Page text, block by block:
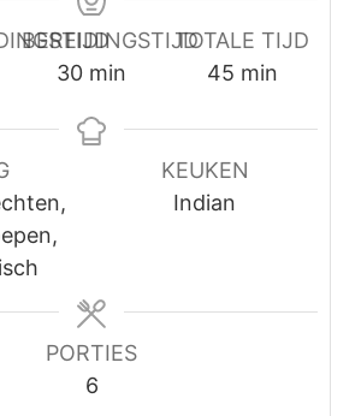
BEREIDINGSTIJD
30minuten
min
TOTALE TIJD
45minuten
min
KEUKEN
Indian
PORTIES
6